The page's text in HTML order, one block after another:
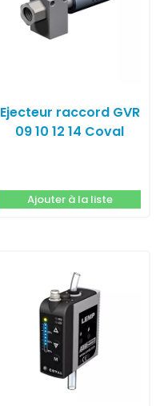
Ejecteur raccord GVR
09 10 12 14 Coval
Ajouter à la liste